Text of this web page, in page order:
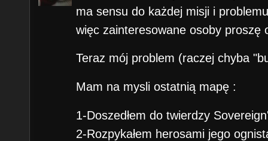
ma sensu do każdej misji i
więc zainteresowane osoby proszę
Teraz mój problem (raczej chyba
Mam na mysli ostatnią mapę :
1-Doszedłem do twierdzy
2-Rozpykałem herosami jego